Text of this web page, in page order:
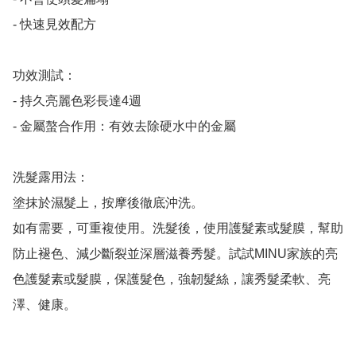
- 快速見效配方
功效測試：
- 持久亮麗色彩長達4週
- 金屬螯合作用：有效去除硬水中的金屬
洗髮露用法：
塗抹於濕髮上，按摩後徹底沖洗。
如有需要，可重複使用。洗髮後，使用護髮素或髮膜，幫助
防止褪色、減少斷裂並深層滋養秀髮。試試MINU家族的亮
色護髮素或髮膜，保護髮色，強韌髮絲，讓秀髮柔軟、亮
澤、健康。